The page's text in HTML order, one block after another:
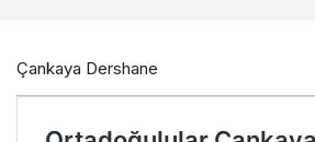
Çankaya Dershane